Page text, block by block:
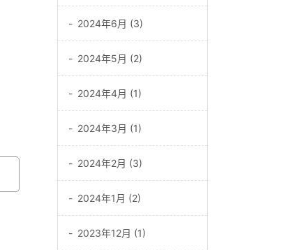
2024年6月 (3)
2024年5月 (2)
2024年4月 (1)
2024年3月 (1)
2024年2月 (3)
2024年1月 (2)
2023年12月 (1)